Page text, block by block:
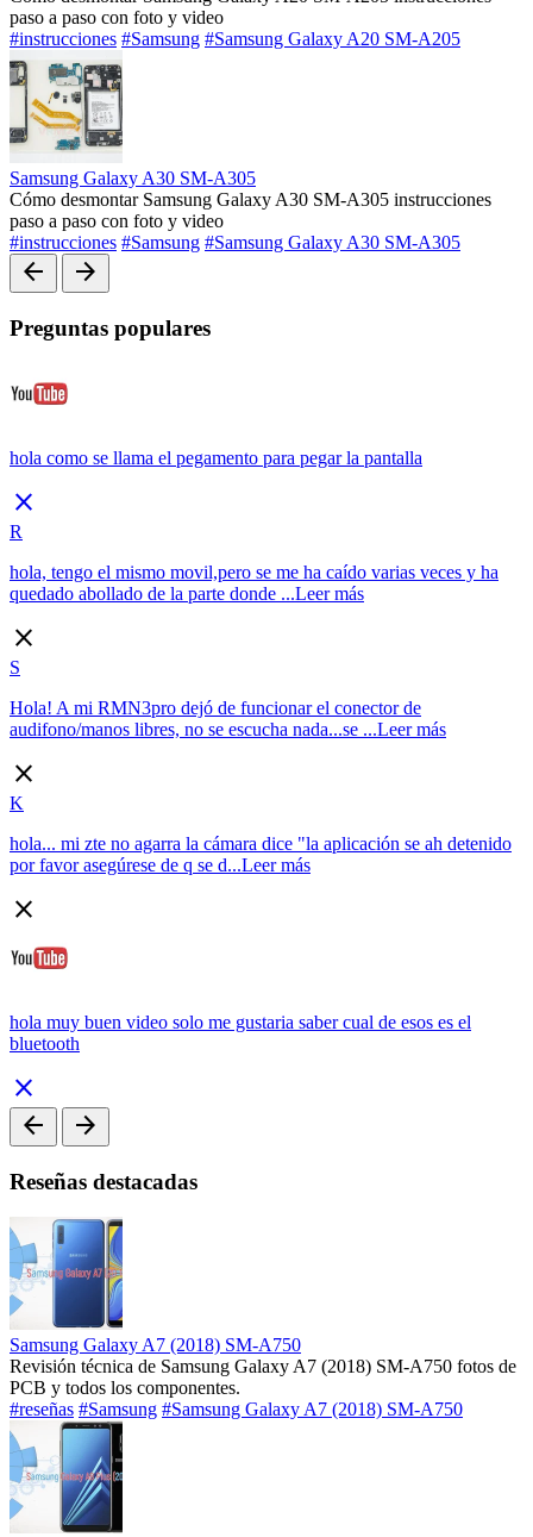
paso a paso con foto y video
#instrucciones #Samsung #Samsung Galaxy A20 SM-A205
Samsung Galaxy A30 SM-A305
Cómo desmontar Samsung Galaxy A30 SM-A305 instrucciones
paso a paso con foto y video
#instrucciones #Samsung #Samsung Galaxy A30 SM-A305
arrow_back arrow_forward
Preguntas populares
hola como se llama el pegamento para pegar la pantalla
close
R
hola, tengo el mismo movil,pero se me ha caído varias veces y ha
quedado abollado de la parte donde ...Leer más
close
S
Hola! A mi RMN3pro dejó de funcionar el conector de
audifono/manos libres, no se escucha nada...se ...Leer más
close
K
hola... mi zte no agarra la cámara dice "la aplicación se ah detenido
por favor asegúrese de q se d...Leer más
close
hola muy buen video solo me gustaria saber cual de esos es el
bluetooth
close
arrow_back
arrow_forward
Reseñas destacadas
Samsung Galaxy A7 (2018) SM-A750
Revisión técnica de Samsung Galaxy A7 (2018) SM-A750 fotos de
PCB y todos los componentes.
#reseñas #Samsung #Samsung Galaxy A7 (2018) SM-A750